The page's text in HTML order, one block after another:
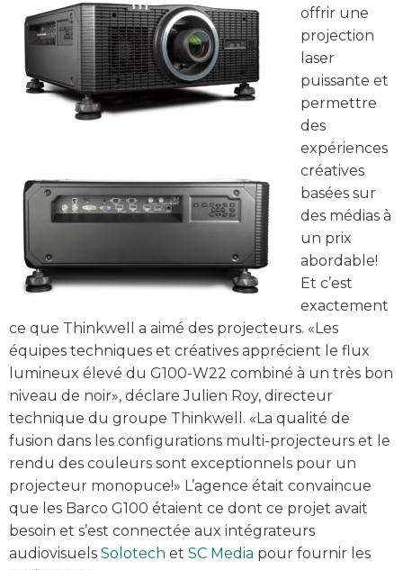
offrir une
projection
laser
puissante et
permettre
des
expériences
créatives
basées sur
des médias à
un prix
abordable!
Et c’est
exactement
ce que Thinkwell a aimé des projecteurs. «Les
équipes techniques et créatives apprécient le flux
lumineux élevé du G100-W22 combiné à un très bon
niveau de noir», déclare Julien Roy, directeur
technique du groupe Thinkwell. «La qualité de
fusion dans les configurations multi-projecteurs et le
rendu des couleurs sont exceptionnels pour un
projecteur monopuce!» L’agence était convaincue
que les Barco G100 étaient ce dont ce projet avait
besoin et s’est connectée aux intégrateurs
audiovisuels Solotech et SC Media pour fournir les